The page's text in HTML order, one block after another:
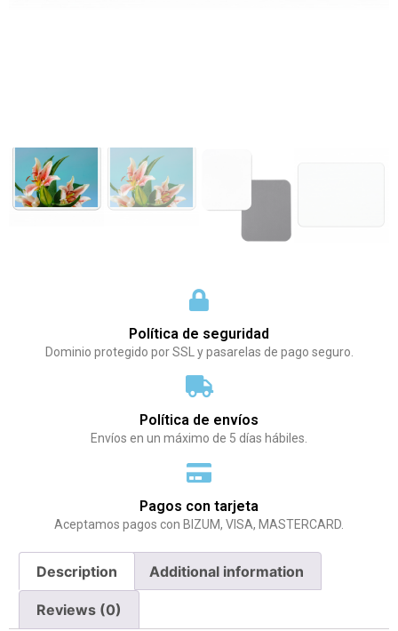
Política de seguridad
Dominio protegido por SSL y pasarelas de pago seguro.
Política de envíos
Envíos en un máximo de 5 días hábiles.
Pagos con tarjeta
Aceptamos pagos con BIZUM, VISA, MASTERCARD.
Description Additional information
Reviews (0)